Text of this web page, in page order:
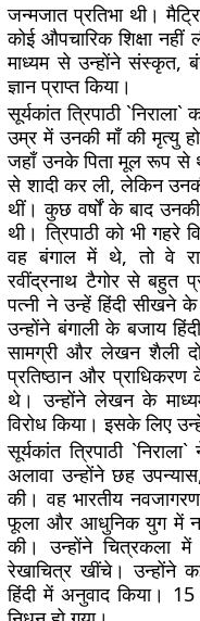
जन्मजात प्रतिभा थी।
कोई औपचारिक शिक्षा नहीं
माध्यम से उन्होंने संस्कृत,
ज्ञान प्राप्त किया।
सूर्यकांत त्रिपाठी
उम्र में उनकी माँ की मृत्यु
जहाँ उनके पिता मूल रूप से
से शादी कर ली, लेकिन
थीं। कुछ वर्षों के बाद
थी। त्रिपाठी को भी गहरे
वह बंगाल में थे, तो वे
रवींद्रनाथ टैगोर से बहुत
पत्नी ने उन्हें हिंदी सीखने
उन्होंने बंगाली के बजाय
सामग्री और लेखन शैली
प्रतिष्ठान और
थे। उन्होंने लेखन के
विरोध किया। इसके लिए
सूर्यकांत त्रिपाठी
अलावा उन्होंने छह
की। वह भारतीय
फूला और आधुनिक युग में
की। उन्होंने चित्रकला
रेखाचित्र खींचे। उन्होंने
हिंदी में अनुवाद किया।